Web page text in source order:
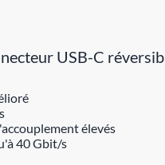
USB-C
élevés
40 Gbit/s